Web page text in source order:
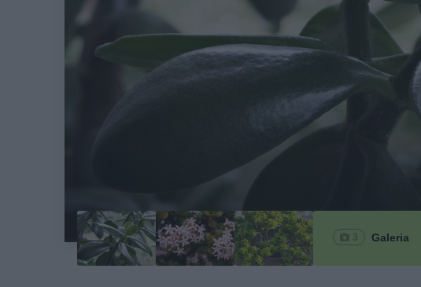
3 Galeria